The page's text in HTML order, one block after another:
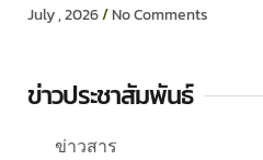
July , 2026 No Comments
ข่าวประชาสัมพันธ์
ข่าวสาร